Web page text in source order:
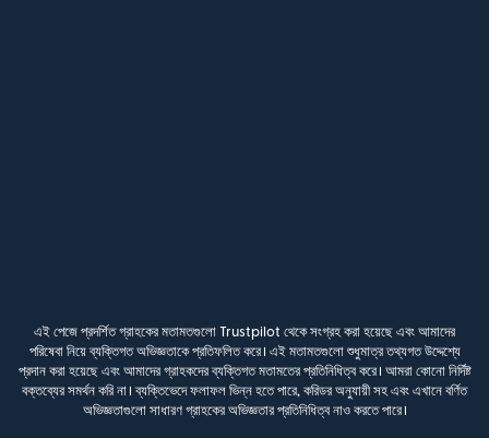
এই পেজে প্রদর্শিত গ্রাহকের মতামতগুলো Trustpilot থেকে সংগ্রহ করা হয়েছে এবং আমাদের
পরিষেবা নিয়ে ব্যক্তিগত অভিজ্ঞতাকে প্রতিফলিত করে। এই মতামতগুলো শুধুমাত্র তথ্যগত উদ্দেশ্যে
প্রদান করা হয়েছে এবং আমাদের গ্রাহকদের ব্যক্তিগত মতামতের প্রতিনিধিত্ব করে। আমরা কোনো নির্দিষ্ট
বক্তব্যের সমর্থন করি না। ব্যক্তিভেদে ফলাফল ভিন্ন হতে পারে, করিডর অনুযায়ী সহ এবং এখানে বর্ণিত
অভিজ্ঞতাগুলো সাধারণ গ্রাহকের অভিজ্ঞতার প্রতিনিধিত্ব নাও করতে পারে।